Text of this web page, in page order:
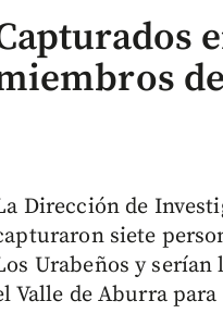
Dirección de
siete
Urabeños y serían
Valle de Aburra